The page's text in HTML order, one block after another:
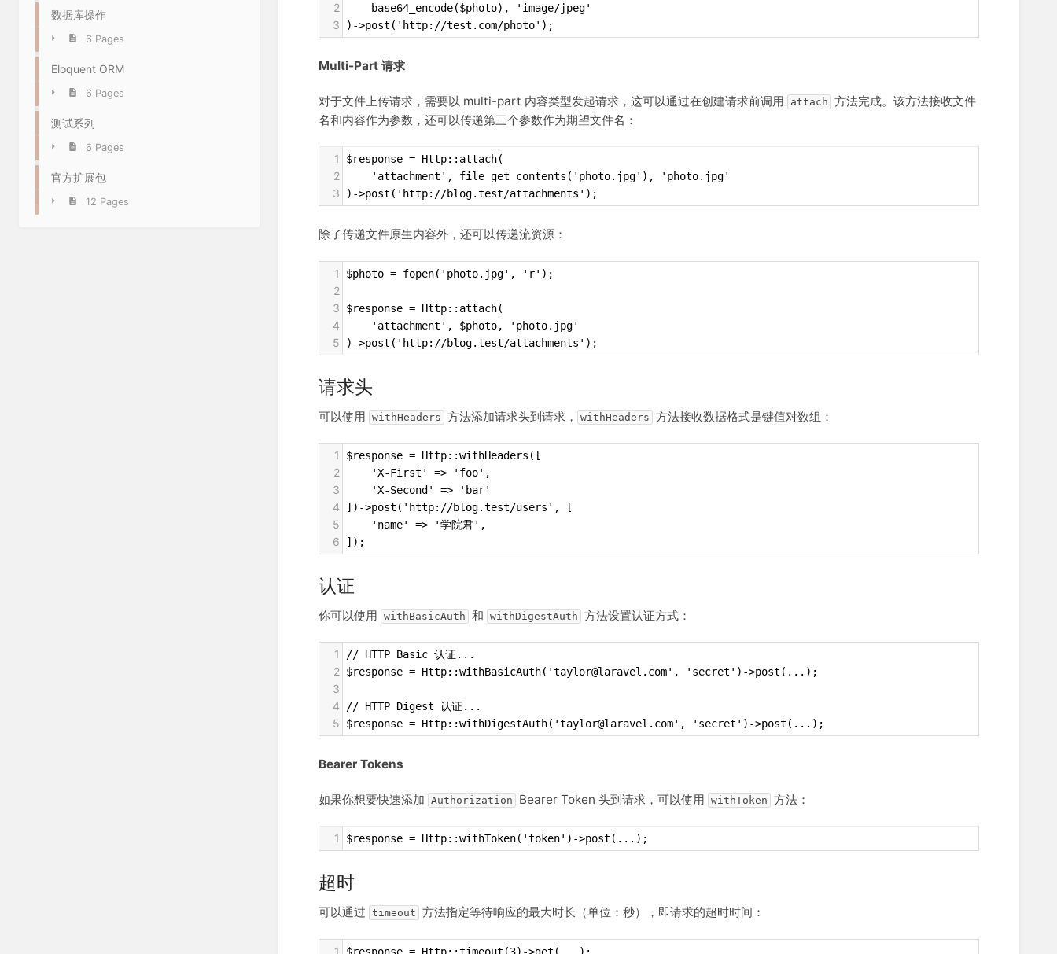
数据库操作
6 Pages
Eloquent ORM
6 Pages
测试系列
6 Pages
官方扩展包
12 Pages
2
    base64_encode($photo), 'image/jpeg'
3 )->post('http://test.com/photo');
Multi-Part 请求
对于文件上传请求，需要以 multi-part 内容类型发起请求，这可以通过在创建请求前调用 attach 方法完成。该方法接收文件
名和内容作为参数，还可以传递第三个参数作为期望文件名：
1 $response = Http::attach(
2
    'attachment', file_get_contents('photo.jpg'), 'photo.jpg'
3 )->post('http://blog.test/attachments');
除了传递文件原生内容外，还可以传递流资源：
1 $photo = fopen('photo.jpg', 'r');
2
3
$response = Http::attach(
4
    'attachment', $photo, 'photo.jpg'
5 )->post('http://blog.test/attachments');
请求头
可以使用 withHeaders 方法添加请求头到请求， withHeaders 方法接收数据格式是键值对数组：
1 $response = Http::withHeaders([
2
    'X-First' => 'foo',
3
    'X-Second' => 'bar'
4 ])->post('http://blog.test/users', [
5
    'name' => '学院君',
6 ]);
认证
你可以使用 withBasicAuth 和 withDigestAuth 方法设置认证方式：
1 // HTTP Basic 认证...
2 $response = Http::withBasicAuth('taylor@laravel.com', 'secret')->post(...);
3
4
// HTTP Digest 认证...
5 $response = Http::withDigestAuth('taylor@laravel.com', 'secret')->post(...);
Bearer Tokens
如果你想要快速添加 Authorization Bearer Token 头到请求，可以使用 withToken 方法：
1 $response = Http::withToken('token')->post(...);
超时
可以通过 timeout 方法指定等待响应的最大时长（单位：秒），即请求的超时时间：
1 $response = Http::timeout(3)->get(...);